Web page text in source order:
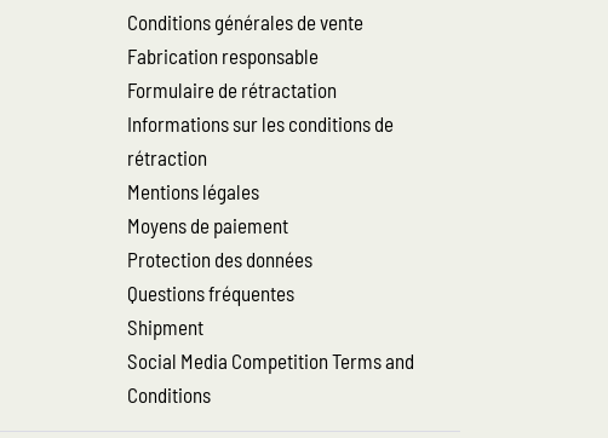
Conditions générales de vente
Fabrication responsable
Formulaire de rétractation
Informations sur les conditions de
rétraction
Mentions légales
Moyens de paiement
Protection des données
Questions fréquentes
Shipment
Social Media Competition Terms and
Conditions